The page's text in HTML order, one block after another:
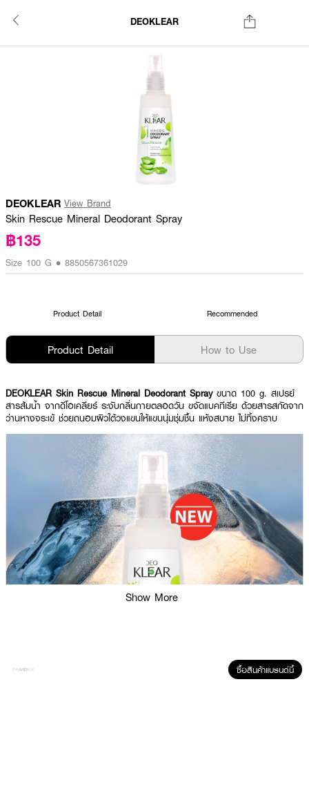
DEOKLEAR
DEOKLEAR View Brand
Skin Rescue Mineral Deodorant Spray
฿135
Size 100 G • 8850567361029
Product Detail Recommended
Product Detail How to Use
DEOKLEAR Skin Rescue Mineral Deodorant Spray ขนาด 100 g. สเปรย์
สารส้มน้ำ จากดีโอเคลียร์ ระงับกลิ่นกายตลอดวัน ขจัดแบคทีเรีย ด้วยสารสกัดจาก
ว่านหางจระเข้ ช่วยถนอมผิวใต้วงแขนให้แขนนุ่มชุ่มชื้น แห้งสบาย ไม่ทิ้งคราบ
Show More
ซื้อสินค้าแบรนด์นี้